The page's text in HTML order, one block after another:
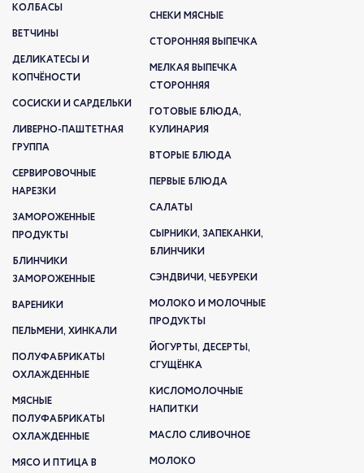
КОЛБАСЫ
ВЕТЧИНЫ
ДЕЛИКАТЕСЫ И
КОПЧЁНОСТИ
СОСИСКИ И САРДЕЛЬКИ
ЛИВЕРНО-ПАШТЕТНАЯ
ГРУППА
СЕРВИРОВОЧНЫЕ
НАРЕЗКИ
ЗАМОРОЖЕННЫЕ
ПРОДУКТЫ
БЛИНЧИКИ
ЗАМОРОЖЕННЫЕ
ВАРЕНИКИ
ПЕЛЬМЕНИ, ХИНКАЛИ
ПОЛУФАБРИКАТЫ
ОХЛАЖДЕННЫЕ
МЯСНЫЕ
ПОЛУФАБРИКАТЫ
ОХЛАЖДЕННЫЕ
МЯСО И ПТИЦА В
СНЕКИ МЯСНЫЕ
СТОРОННЯЯ ВЫПЕЧКА
МЕЛКАЯ ВЫПЕЧКА
СТОРОННЯЯ
ГОТОВЫЕ БЛЮДА,
КУЛИНАРИЯ
ВТОРЫЕ БЛЮДА
ПЕРВЫЕ БЛЮДА
САЛАТЫ
СЫРНИКИ, ЗАПЕКАНКИ,
БЛИНЧИКИ
СЭНДВИЧИ, ЧЕБУРЕКИ
МОЛОКО И МОЛОЧНЫЕ
ПРОДУКТЫ
ЙОГУРТЫ, ДЕСЕРТЫ,
СГУЩЁНКА
КИСЛОМОЛОЧНЫЕ
НАПИТКИ
МАСЛО СЛИВОЧНОЕ
МОЛОКО